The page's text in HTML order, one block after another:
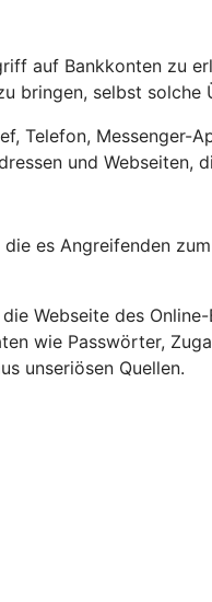
auf Bankkonten zu
bringen, selbst solche
Telefon,
und
es Angreifenden
Webseite des
wie Passwörter,
unseriösen Quellen.